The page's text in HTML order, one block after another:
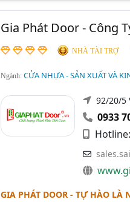
Gia Phát Door - Công
NHÀ TÀI TRỢ
Ngành: CỬA NHỰA - SẢN XUẤT VÀ
92/20/5
0933
Hotline:
GIA PHÁT DOOR - TỰ HÀO LÀ